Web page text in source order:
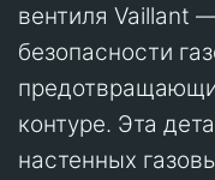
вентиля Vaillant
безопасности
контуре. Эта
настенных